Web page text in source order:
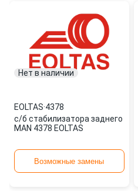
Нет в наличии
EOLTAS·4378
с/б стабилизатора заднего
MAN 4378 EOLTAS
Возможные замены